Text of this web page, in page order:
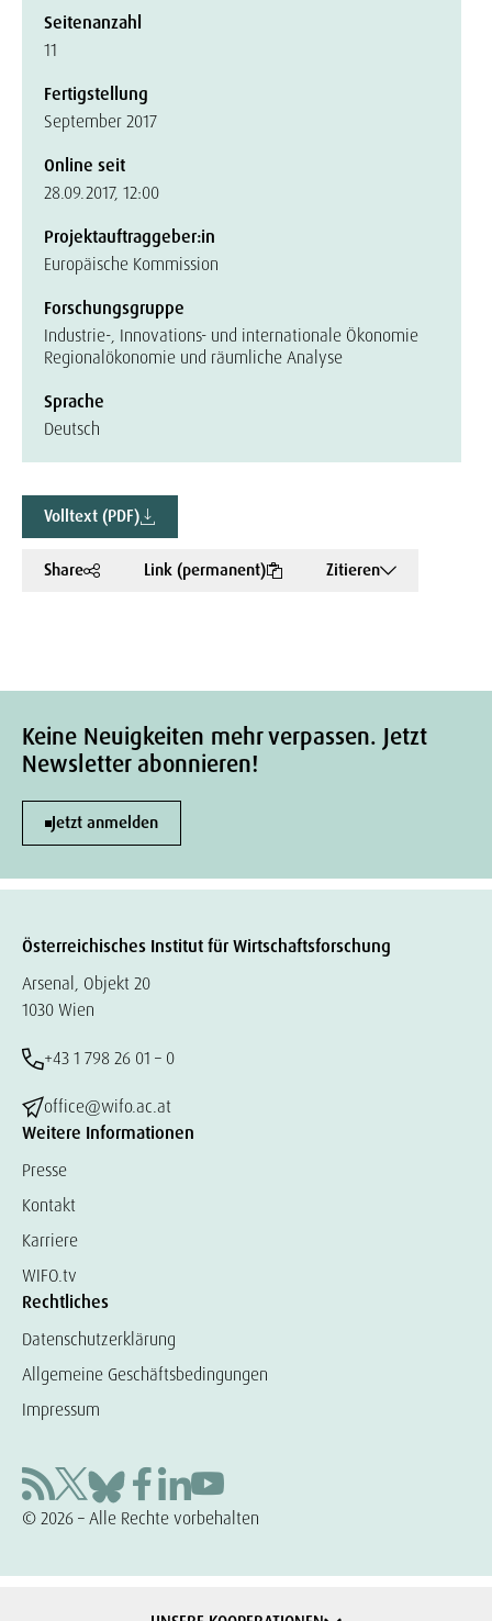
Seitenanzahl
11
Fertigstellung
September 2017
Online seit
28.09.2017, 12:00
Projektauftraggeber:in
Europäische Kommission
Forschungsgruppe
Industrie-, Innovations- und internationale Ökonomie
Regionalökonomie und räumliche Analyse
Sprache
Deutsch
Volltext (PDF)
Share Link (permanent) Zitieren
Keine Neuigkeiten mehr verpassen. Jetzt
Newsletter abonnieren!
Jetzt anmelden
Österreichisches Institut für Wirtschaftsforschung
Arsenal, Objekt 20
1030 Wien
+43 1 798 26 01 – 0
office@wifo.ac.at
Weitere Informationen
Presse
Kontakt
Karriere
WIFO.tv
Rechtliches
Datenschutzerklärung
Allgemeine Geschäftsbedingungen
Impressum
© 2026 – Alle Rechte vorbehalten